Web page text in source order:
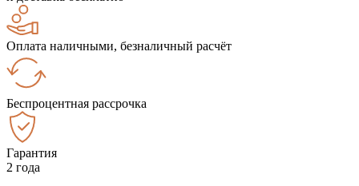
Оплата наличными, безналичный расчёт
Беспроцентная рассрочка
Гарантия
2 года